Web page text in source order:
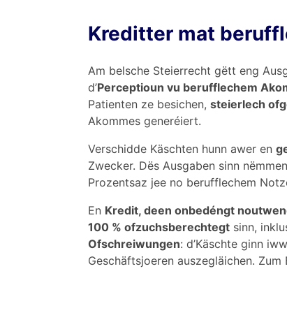
Kreditter mat
Am belsche Steierrecht gëtt eng
d’Perceptioun vu berufflechem
Patienten ze besichen, steierlech
Akommes generéiert.
Verschidde Käschten hunn awer en
Zwecker. Dës Ausgaben sinn nëmmen
Prozentsaz jee no berufflechem
En Kredit, deen onbedéngt
100 % ofzuchsberechtegt sinn,
Ofschreiwungen: d’Käschte ginn
Geschäftsjoeren auszegläichen.